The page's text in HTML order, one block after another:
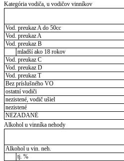
Kategória vodiča, u vodičov vinníkov
Vod. preukaz A do 50cc
Vod. preukaz A
Vod. preukaz B
mladší ako 18 rokov
Vod. preukaz C
Vod. preukaz D
Vod. preukaz T
Bez príslušného VO
ostatní vodiči
nezistené, vodič ušiel
nezistené
NEZADANÉ
Alkohol u vinníka nehody
Alkohol u vin. neh.
tj. %